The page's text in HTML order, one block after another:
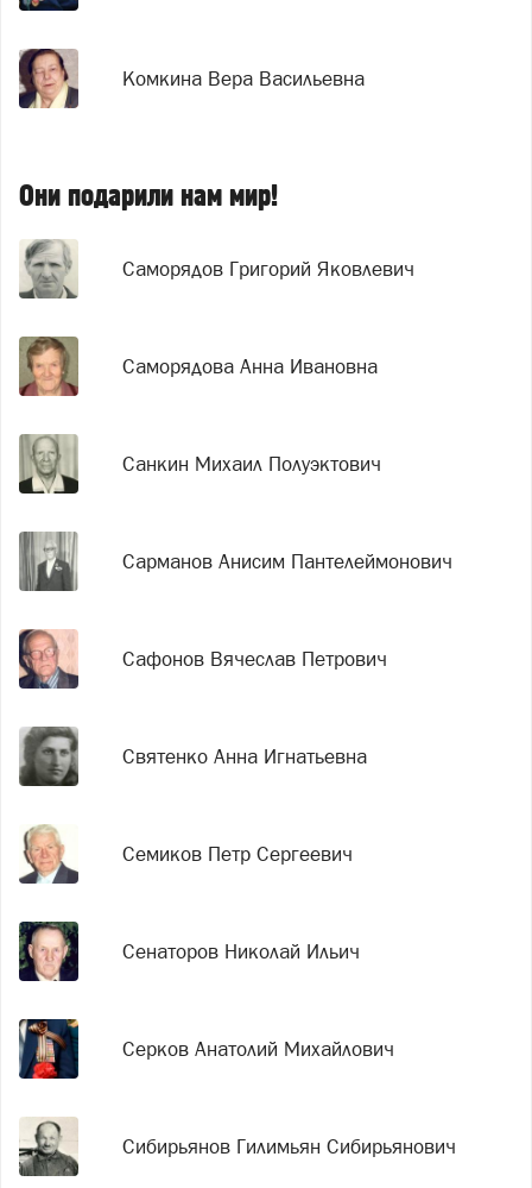
Комкина Вера Васильевна
Они подарили нам мир!
Саморядов Григорий Яковлевич
Саморядова Анна Ивановна
Санкин Михаил Полуэктович
Сарманов Анисим Пантелеймонович
Сафонов Вячеслав Петрович
Святенко Анна Игнатьевна
Семиков Петр Сергеевич
Сенаторов Николай Ильич
Серков Анатолий Михайлович
Сибирьянов Гилимьян Сибирьянович